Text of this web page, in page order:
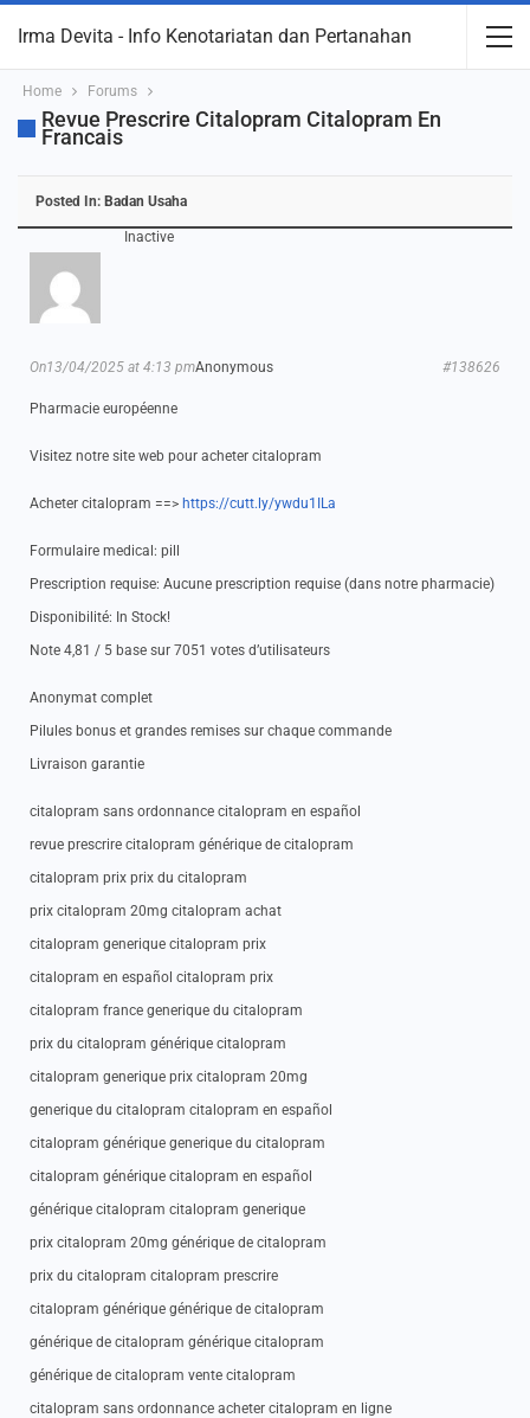
Irma Devita - Info Kenotariatan dan Pertanahan
Home Forums
Revue Prescrire Citalopram Citalopram En
Francais
Posted In: Badan Usaha
Inactive
Anonymous
On13/04/2025 at 4:13 pm #138626
Pharmacie européenne
Visitez notre site web pour acheter citalopram
Acheter citalopram ==> https://cutt.ly/ywdu1ILa
Formulaire medical: pill
Prescription requise: Aucune prescription requise (dans notre pharmacie)
Disponibilité: In Stock!
Note 4,81 / 5 base sur 7051 votes d’utilisateurs
Anonymat complet
Pilules bonus et grandes remises sur chaque commande
Livraison garantie
citalopram sans ordonnance citalopram en español
revue prescrire citalopram générique de citalopram
citalopram prix prix du citalopram
prix citalopram 20mg citalopram achat
citalopram generique citalopram prix
citalopram en español citalopram prix
citalopram france generique du citalopram
prix du citalopram générique citalopram
citalopram generique prix citalopram 20mg
generique du citalopram citalopram en español
citalopram générique generique du citalopram
citalopram générique citalopram en español
générique citalopram citalopram generique
prix citalopram 20mg générique de citalopram
prix du citalopram citalopram prescrire
citalopram générique générique de citalopram
générique de citalopram générique citalopram
générique de citalopram vente citalopram
citalopram sans ordonnance acheter citalopram en ligne